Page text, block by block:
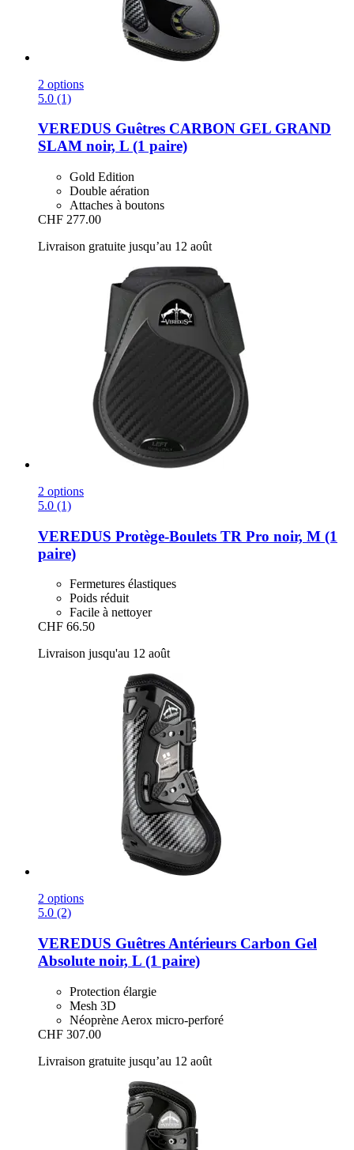
2 options
5.0 (1)
VEREDUS Guêtres CARBON GEL GRAND
SLAM noir, L (1 paire)
Gold Edition
Double aération
Attaches à boutons
CHF 277.00
Livraison gratuite jusqu’au 12 août
2 options
5.0 (1)
VEREDUS Protège-​Boulets TR Pro noir, M (1
paire)
Fermetures élastiques
Poids réduit
Facile à nettoyer
CHF 66.50
Livraison jusqu'au 12 août
2 options
5.0 (2)
VEREDUS Guêtres Antérieurs Carbon Gel
Absolute noir, L (1 paire)
Protection élargie
Mesh 3D
Néoprène Aerox micro-perforé
CHF 307.00
Livraison gratuite jusqu’au 12 août